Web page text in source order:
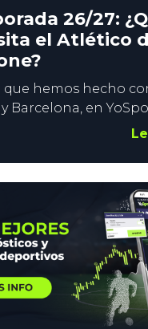
26/27:
el Atlético
hemos hecho
Barcelona, en
a analizar qué
que está a
Ya hay 2 fichajes
y otro que está
nadie puede
movimientos